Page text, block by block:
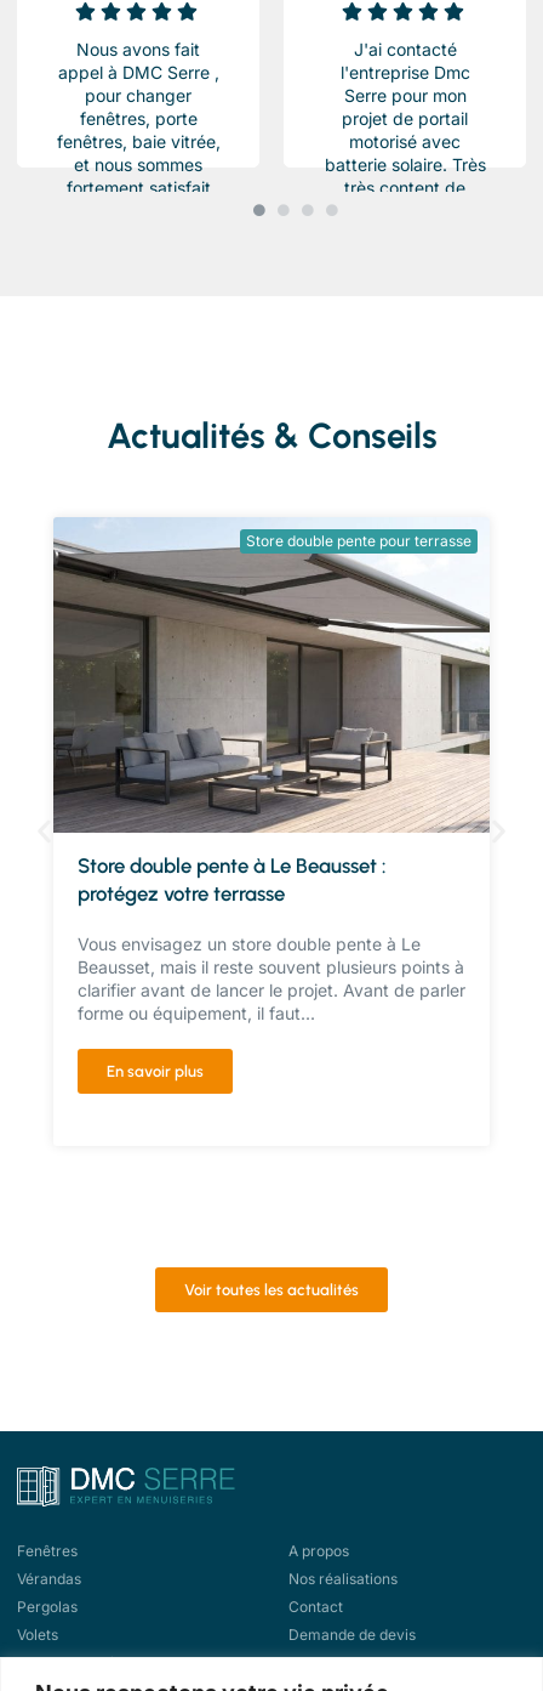
Nous avons fait
appel à DMC Serre ,
pour changer
fenêtres, porte
fenêtres, baie vitrée,
et nous sommes
fortement satisfait
J'ai contacté
l'entreprise Dmc
Serre pour mon
projet de portail
motorisé avec
batterie solaire. Très
très content de
l'équipe Beau travail
Actualités & Conseils
Store double pente pour terrasse
Store double pente à Le Beausset :
protégez votre terrasse
Vous envisagez un store double pente à Le
Beausset, mais il reste souvent plusieurs points à
clarifier avant de lancer le projet. Avant de parler
forme ou équipement, il faut...
En savoir plus
Voir toutes les actualités
Fenêtres
Vérandas
Pergolas
Volets
Portes d'entrée
A propos
Nos réalisations
Contact
Demande de devis
Demande de rappel